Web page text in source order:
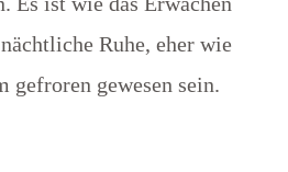
Ruhe, eher wie
gefroren gewesen sein.